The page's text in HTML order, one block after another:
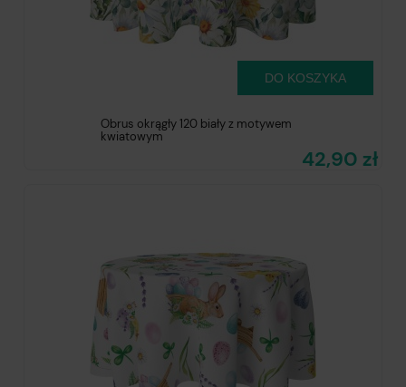
Obrus okrągły 120 biały z motywem
kwiatowym
42,90 zł
DO KOSZYKA